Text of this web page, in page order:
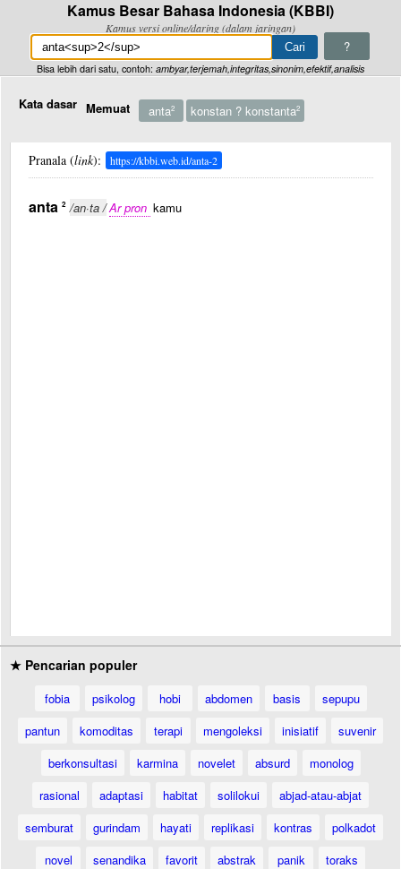
Kamus Besar Bahasa Indonesia (KBBI)
Kamus versi online/daring (dalam jaringan)
?
Bisa lebih dari satu, contoh: ambyar,terjemah,integritas,sinonim,efektif,analisis
Kata dasar Memuat anta2 konstan ? konstanta2
Pranala (link): https://kbbi.web.id/anta-2
anta 2 /an·ta /Ar pron kamu
★ Pencarian populer
fobia psikolog hobi abdomen basis
sepupu
pantun
komoditas terapi mengoleksi inisiatif
suvenir
berkonsultasi
karmina novelet absurd
monolog
rasional
adaptasi habitat solilokui
abjad-atau-abjat
semburat
gurindam hayati replikasi kontras
polkadot
novel
senandika favorit abstrak panik
toraks